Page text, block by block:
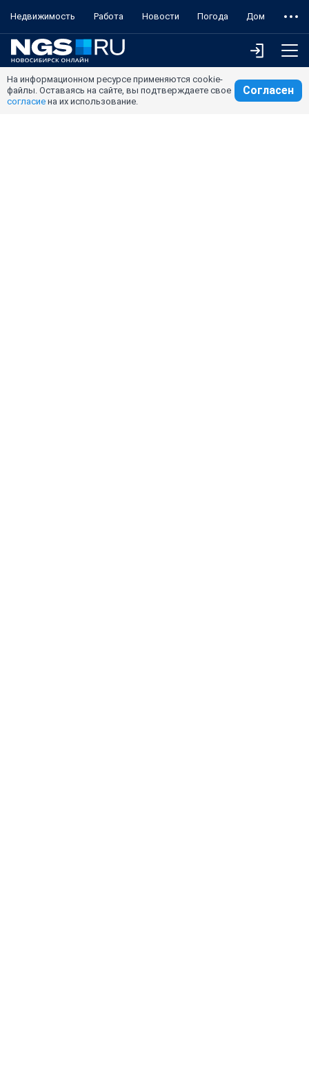
Недвижимость Работа Новости Погода Дом
На информационном ресурсе применяются cookie-
файлы. Оставаясь на сайте, вы подтверждаете свое
согласие на их использование.
Согласен